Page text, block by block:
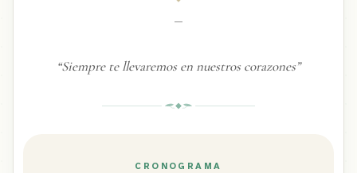
—
“Siempre te llevaremos en nuestros corazones”
CRONOGRAMA